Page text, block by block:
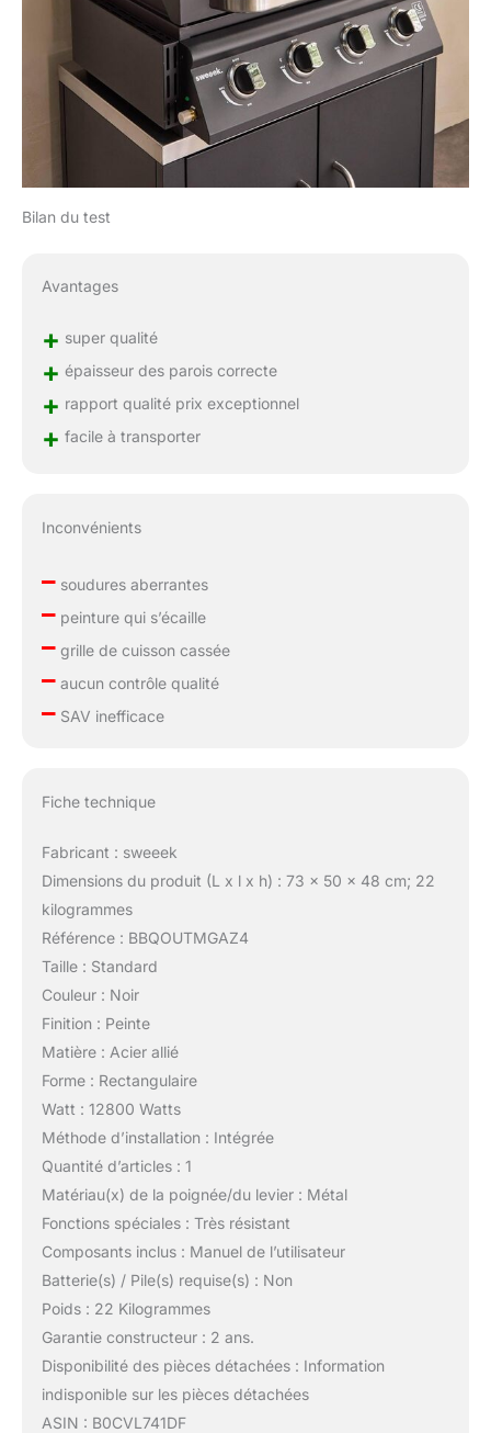
Bilan du test
Avantages
+ super qualité
+ épaisseur des parois correcte
+ rapport qualité prix exceptionnel
+ facile à transporter
Inconvénients
–soudures aberrantes
–peinture qui s’écaille
–grille de cuisson cassée
–aucun contrôle qualité
–SAV inefficace
Fiche technique
Fabricant : sweeek
Dimensions du produit (L x l x h) : 73 x 50 x 48 cm; 22
kilogrammes
Référence : BBQOUTMGAZ4
Taille : Standard
Couleur : Noir
Finition : Peinte
Matière : Acier allié
Forme : Rectangulaire
Watt : 12800 Watts
Méthode d’installation : Intégrée
Quantité d’articles : 1
Matériau(x) de la poignée/du levier : Métal
Fonctions spéciales : Très résistant
Composants inclus : Manuel de l’utilisateur
Batterie(s) / Pile(s) requise(s) : Non
Poids : 22 Kilogrammes
Garantie constructeur : 2 ans.
Disponibilité des pièces détachées : Information
indisponible sur les pièces détachées
ASIN : B0CVL741DF